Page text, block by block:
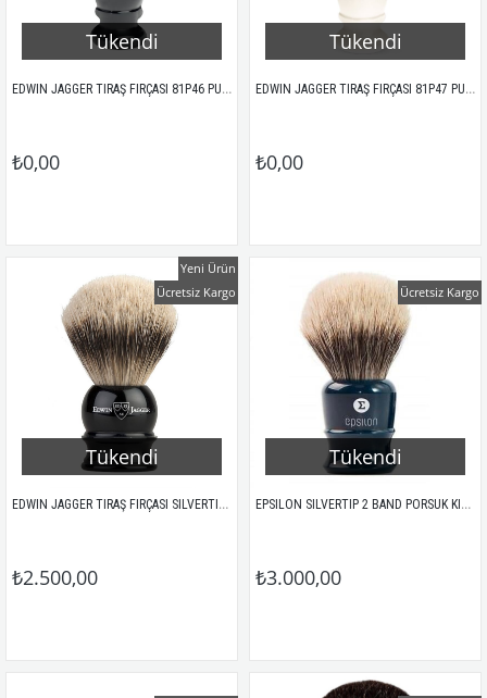
Tükendi
EDWIN JAGGER TIRAŞ FIRÇASI 81P46 PURE PORSUK SİYAH
₺0,00
Tükendi
EDWIN JAGGER TIRAŞ FIRÇASI 81P47 PURE PORSUK IVORY
₺0,00
Tükendi
EDWIN JAGGER TIRAŞ FIRÇASI SILVERTIP PORSUK SİYAH 1EJ466
₺2.500,00
Ücretsiz Kargo
Yeni Ürün
Tükendi
EPSILON SILVERTIP 2 BAND PORSUK KILI TIRAŞ FIRÇASI LACİVERT AKRİLİK
₺3.000,00
Ücretsiz Kargo